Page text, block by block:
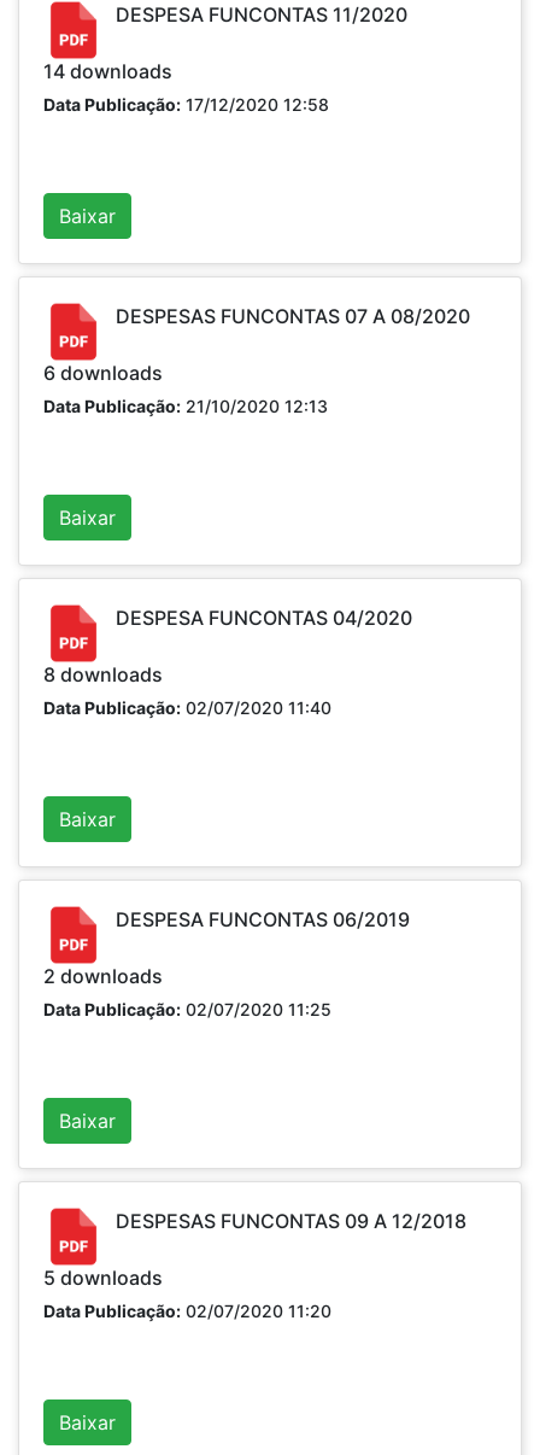
DESPESA FUNCONTAS 11/2020
14 downloads
Data Publicação: 17/12/2020 12:58
Baixar
DESPESAS FUNCONTAS 07 A 08/2020
6 downloads
Data Publicação: 21/10/2020 12:13
Baixar
DESPESA FUNCONTAS 04/2020
8 downloads
Data Publicação: 02/07/2020 11:40
Baixar
DESPESA FUNCONTAS 06/2019
2 downloads
Data Publicação: 02/07/2020 11:25
Baixar
DESPESAS FUNCONTAS 09 A 12/2018
5 downloads
Data Publicação: 02/07/2020 11:20
Baixar